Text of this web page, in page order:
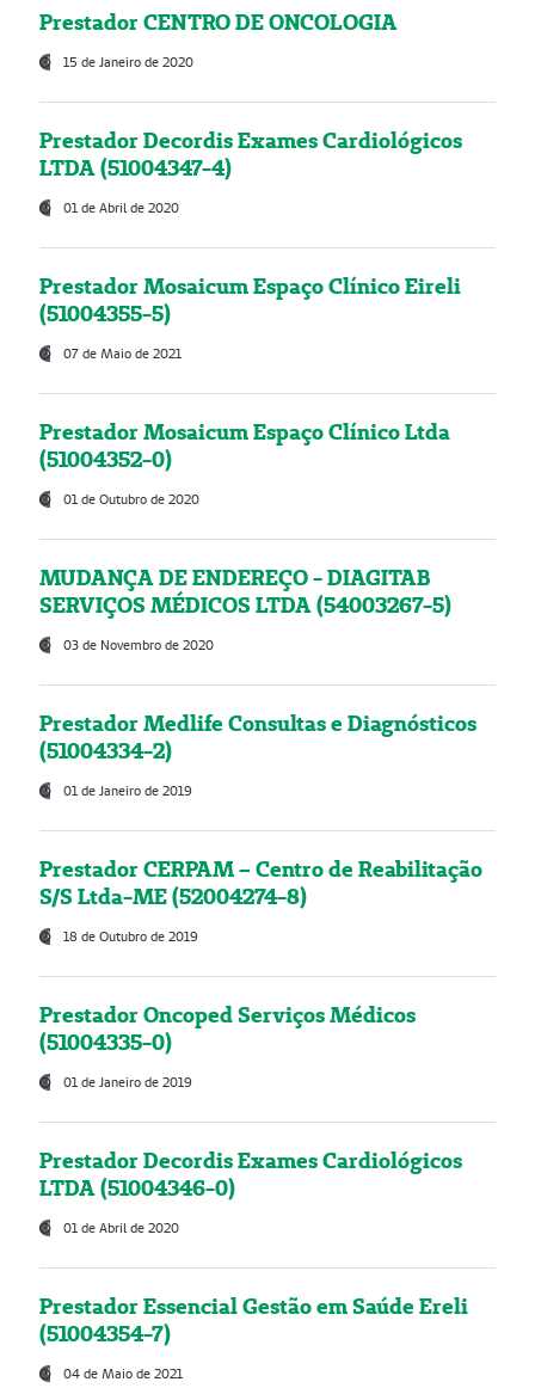
Prestador CENTRO DE ONCOLOGIA
15 de Janeiro de 2020
Prestador Decordis Exames Cardiológicos
LTDA (51004347-4)
01 de Abril de 2020
Prestador Mosaicum Espaço Clínico Eireli
(51004355-5)
07 de Maio de 2021
Prestador Mosaicum Espaço Clínico Ltda
(51004352-0)
01 de Outubro de 2020
MUDANÇA DE ENDEREÇO - DIAGITAB
SERVIÇOS MÉDICOS LTDA (54003267-5)
03 de Novembro de 2020
Prestador Medlife Consultas e Diagnósticos
(51004334-2)
01 de Janeiro de 2019
Prestador CERPAM – Centro de Reabilitação
S/S Ltda-ME (52004274-8)
18 de Outubro de 2019
Prestador Oncoped Serviços Médicos
(51004335-0)
01 de Janeiro de 2019
Prestador Decordis Exames Cardiológicos
LTDA (51004346-0)
01 de Abril de 2020
Prestador Essencial Gestão em Saúde Ereli
(51004354-7)
04 de Maio de 2021